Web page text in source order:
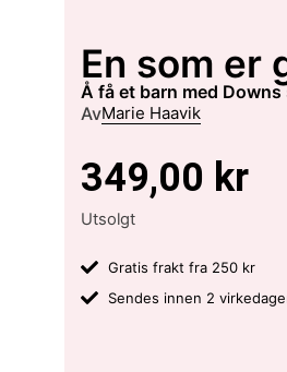
En som er
å få et barn med
AvMarie Haavik
349,00 kr
Utsolgt
Gratis frakt fra 250 kr
Sendes innen 2